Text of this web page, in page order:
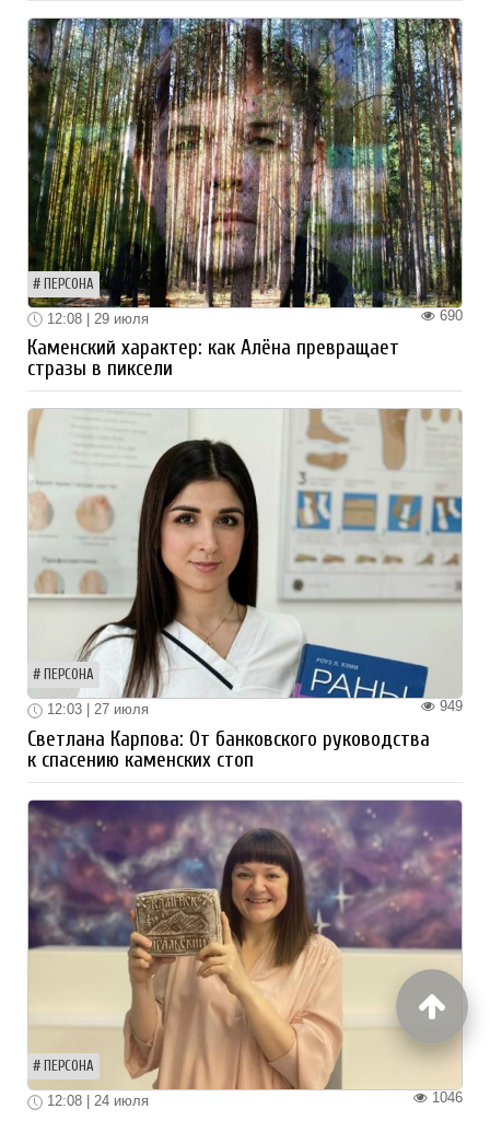
ПЕРСОНА
690
12:08 | 29 июля
Каменский характер: как Алёна превращает
стразы в пиксели
ПЕРСОНА
949
12:03 | 27 июля
Светлана Карпова: От банковского руководства
к спасению каменских стоп
ПЕРСОНА
1046
12:08 | 24 июля